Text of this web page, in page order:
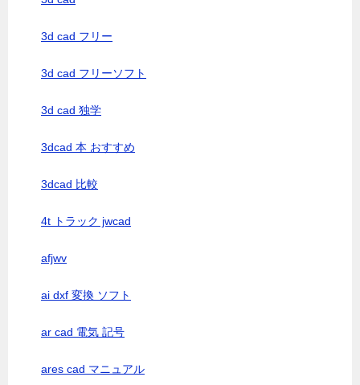
3d cad フリー
3d cad フリーソフト
3d cad 独学
3dcad 本 おすすめ
3dcad 比較
4t トラック jwcad
afjwv
ai dxf 変換 ソフト
ar cad 電気 記号
ares cad マニュアル